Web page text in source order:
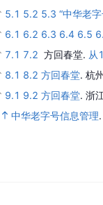
5.1 5.2 5.3 “中华老
6.1 6.2 6.3 6.4 6.5
7.1 7.2 方回春堂. 从
8.1 8.2 方回春堂. 杭
9.1 9.2 方回春堂. 浙
中华老字号信息管理